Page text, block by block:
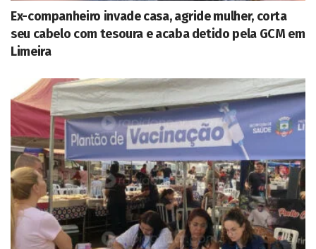
Ex-companheiro invade casa, agride mulher, corta
seu cabelo com tesoura e acaba detido pela GCM em
Limeira